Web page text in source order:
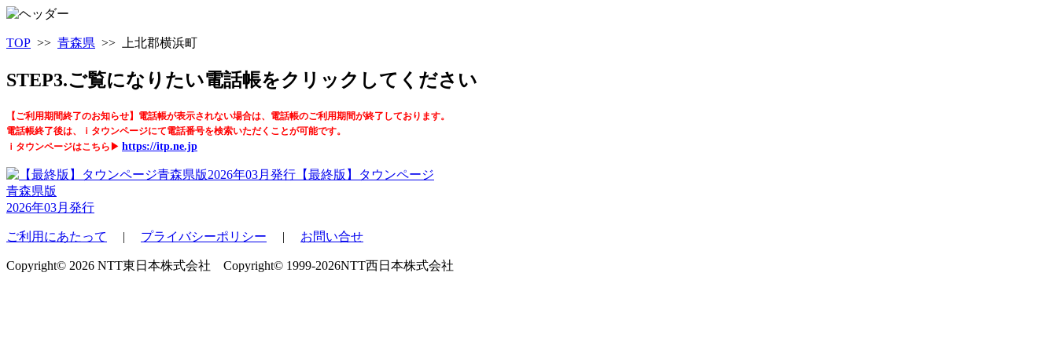
TOP >> 青森県 >> 上北郡横浜町
STEP3.ご覧になりたい電話帳をクリックしてください
【ご利用期間終了のお知らせ】電話帳が表示されない場合は、電話帳のご利用期間が終了しております。
電話帳終了後は、ｉタウンページにて電話番号を検索いただくことが可能です。
ｉタウンページはこちら▶ https://itp.ne.jp
【最終版】タウンページ
青森県版
2026年03月発行
ご利用にあたって | プライバシーポリシー | お問い合せ
Copyright© 2026 NTT東日本株式会社 Copyright© 1999-2026NTT西日本株式会社